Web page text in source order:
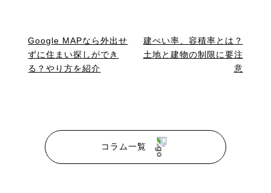
Google MAPなら外出せ
ずに住まい探しができ
る？やり方を紹介
建ぺい率、容積率とは？
土地と建物の制限に要注
意
コラム一覧